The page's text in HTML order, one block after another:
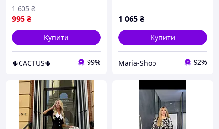
995₴
1 605 ₴
Купити
🌵CACTUS🌵 99%
1 065₴
Купити
Maria-Shop 92%